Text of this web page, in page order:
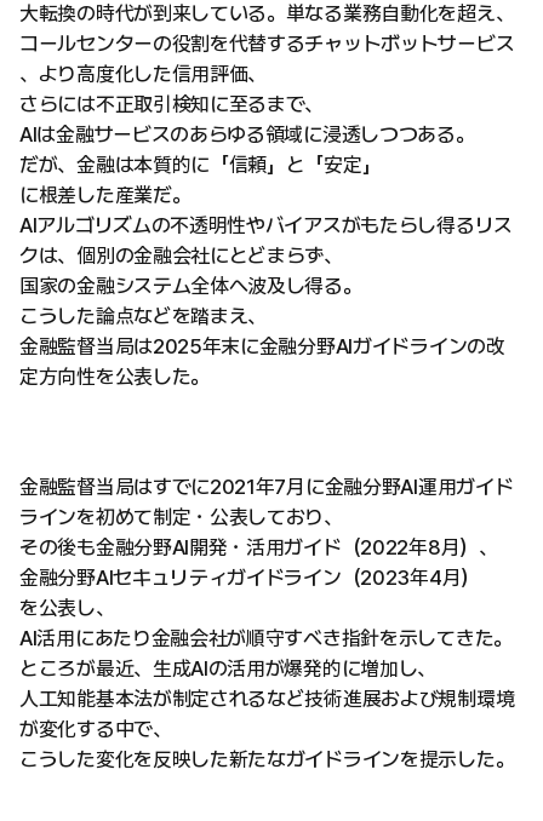
大転換の時代が到来している。単なる業務自動化を超え、
コールセンターの役割を代替するチャットボットサービス
、より高度化した信用評価、
さらには不正取引検知に至るまで、
AIは金融サービスのあらゆる領域に浸透しつつある。
だが、金融は本質的に「信頼」と「安定」
に根差した産業だ。
AIアルゴリズムの不透明性やバイアスがもたらし得るリス
クは、個別の金融会社にとどまらず、
国家の金融システム全体へ波及し得る。
こうした論点などを踏まえ、
金融監督当局は2025年末に金融分野AIガイドラインの改
定方向性を公表した。
金融監督当局はすでに2021年7月に金融分野AI運用ガイド
ラインを初めて制定・公表しており、
その後も金融分野AI開発・活用ガイド（2022年8月）、
金融分野AIセキュリティガイドライン（2023年4月）
を公表し、
AI活用にあたり金融会社が順守すべき指針を示してきた。
ところが最近、生成AIの活用が爆発的に増加し、
人工知能基本法が制定されるなど技術進展および規制環境
が変化する中で、
こうした変化を反映した新たなガイドラインを提示した。